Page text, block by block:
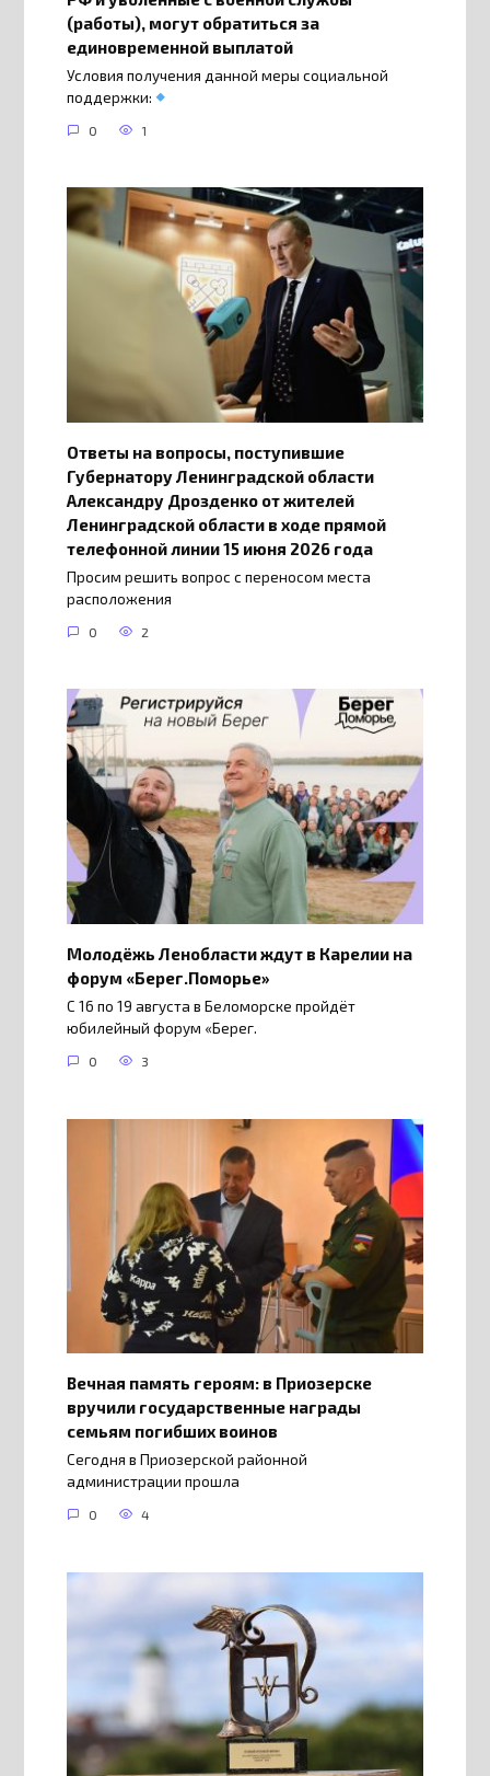
(работы), могут обратиться за
единовременной выплатой
Условия получения данной меры социальной
поддержки:
0 1
Ответы на вопросы, поступившие
Губернатору Ленинградской области
Александру Дрозденко от жителей
Ленинградской области в ходе прямой
телефонной линии 15 июня 2026 года
Просим решить вопрос с переносом места
расположения
0 2
Молодёжь Ленобласти ждут в Карелии на
форум «Берег.Поморье»
С 16 по 19 августа в Беломорске пройдёт
юбилейный форум «Берег.
0 3
Вечная память героям: в Приозерске
вручили государственные награды
семьям погибших воинов
Сегодня в Приозерской районной
администрации прошла
0 4